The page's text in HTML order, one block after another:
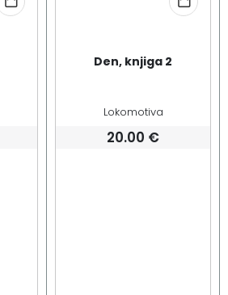
Den, knjiga 2
Lokomotiva
20.00 €